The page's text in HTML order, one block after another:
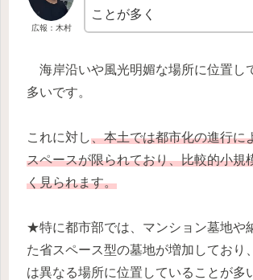
広報：木村
ことが多く
海岸沿いや風光明媚な場所に位置し
多いです。
これに対し、本土では都市化の進行に
スペースが限られており、比較的小規
く見られます。
★特に都市部では、マンション墓地や
た省スペース型の墓地が増加しており
は異なる場所に位置していることが多